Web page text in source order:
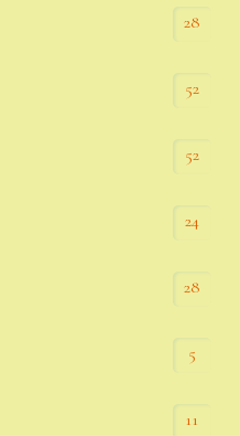
28
52
52
24
28
5
11